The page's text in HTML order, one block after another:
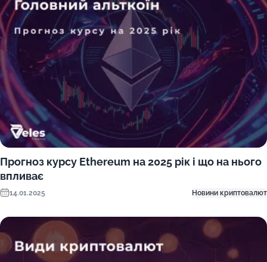
Прогноз курсу Ethereum на 2025 рік і що на нього
впливає
14.01.2025 Новини криптовалют